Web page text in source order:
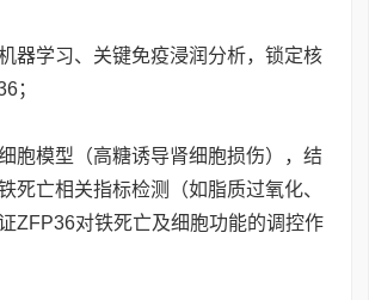
器学习、关键免疫浸润分析，锁定核
；
胞模型（高糖诱导肾细胞损伤），结
死亡相关指标检测（如脂质过氧化、
ZFP36对铁死亡及细胞功能的调控作